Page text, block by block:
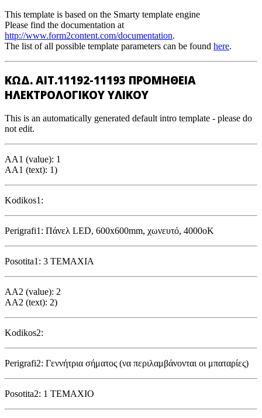
This template is based on the Smarty template engine
Please find the documentation at
http://www.form2content.com/documentation.
The list of all possible template parameters can be found here.
ΚΩΔ. ΑΙΤ.11192-11193 ΠΡΟΜΗΘΕΙΑ
ΗΛΕΚΤΡΟΛΟΓΙΚΟΥ ΥΛΙΚΟΥ
This is an automatically generated default intro template - please do
not edit.
AA1 (value): 1
AA1 (text): 1)
Kodikos1:
Perigrafi1: Πάνελ LED, 600x600mm, χωνευτό, 4000οΚ
Posotita1: 3 ΤΕΜΑΧΙΑ
AA2 (value): 2
AA2 (text): 2)
Kodikos2:
Perigrafi2: Γεννήτρια σήματος (να περιλαμβάνονται οι μπαταρίες)
Posotita2: 1 ΤΕΜΑΧΙΟ